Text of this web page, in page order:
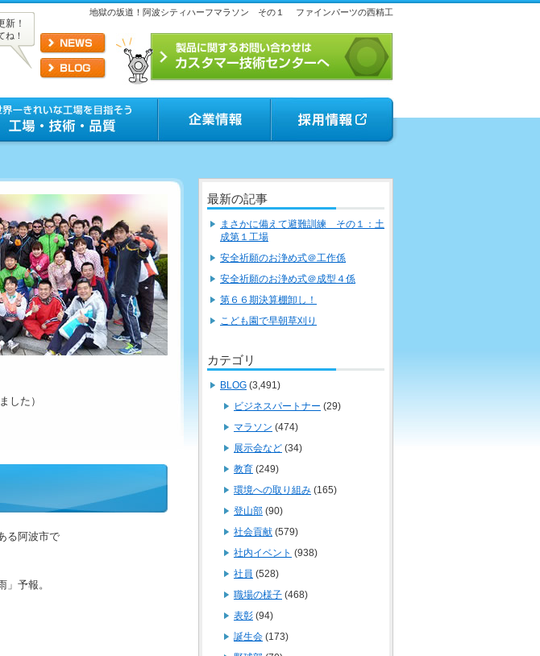
地獄の坂道！阿波シティハーフマラソン その１ ファインパーツの西精工
新！
ね！
した）
る阿波市で
予報。
最新の記事
まさかに備えて避難訓練 その１：土
成第１工場
安全祈願のお浄め式＠工作係
安全祈願のお浄め式＠成型４係
第６６期決算棚卸し！
こども園で早朝草刈り
カテゴリ
BLOG (3,491)
ビジネスパートナー (29)
マラソン (474)
展示会など (34)
教育 (249)
環境への取り組み (165)
登山部 (90)
社会貢献 (579)
社内イベント (938)
社員 (528)
職場の様子 (468)
表彰 (94)
誕生会 (173)